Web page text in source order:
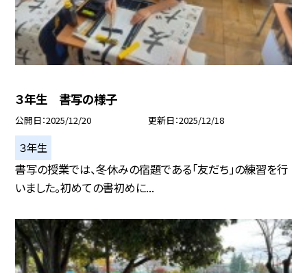
３年生 書写の様子
公開日 2025/12/20 更新日 2025/12/18
３年生
書写の授業では、冬休みの宿題である「友だち」の練習を行
いました。初めての書初めに...